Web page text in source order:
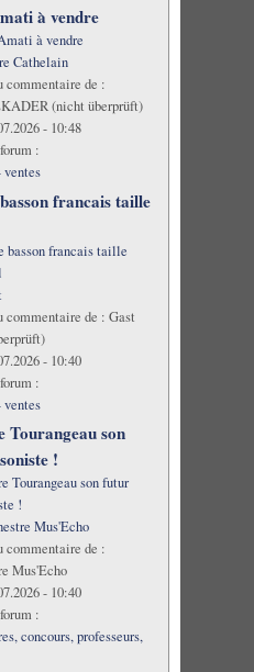
à vendre
à vendre
Cathelain
commentaire de :
(nicht überprüft)
- 10:48
:
francais taille
basson francais taille
commentaire de : Gast
- 10:40
:
Tourangeau son
!
Tourangeau son futur
!
Mus'Echo
commentaire de :
Mus'Echo
- 10:40
:
concours, professeurs,